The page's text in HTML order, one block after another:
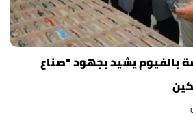
بالفيوم يشيد بجهود "صناع